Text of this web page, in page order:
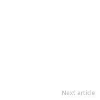
Next article